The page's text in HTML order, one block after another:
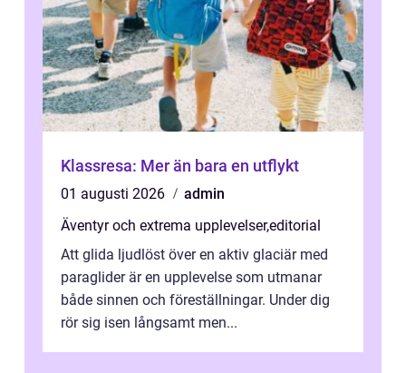
Klassresa: Mer än bara en utflykt
01 augusti 2026
admin
Äventyr och extrema upplevelser,editorial
Att glida ljudlöst över en aktiv glaciär med
paraglider är en upplevelse som utmanar
både sinnen och föreställningar. Under dig
rör sig isen långsamt men...